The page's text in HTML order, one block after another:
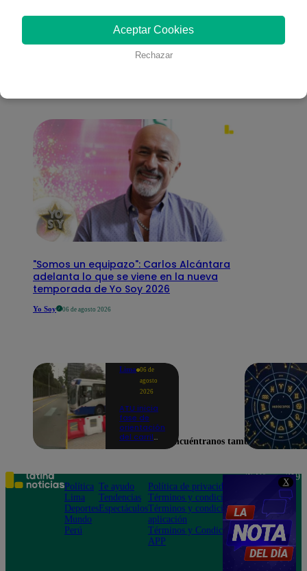
X
También te puede
"Somos un equipazo": Carlos Alcántara
adelanta lo que se viene en la nueva
temporada de Yo Soy 2026
Yo Soy 06 de agosto 2026
Lima 06 de
agosto
2026
ATU inicia
fase de
orientación
del carril
Azul en la
av.
Arequipa |
VIDEO
Aceptar Cookies
Rechazar
Encuéntranos también en
Política
Lima
Deportes
Mundo
Perú
Te ayudo
Tendencias
Espectáculos
Política de privacidad
Términos y condiciones
Términos y condiciones
aplicación
Términos y Condiciones
APP
Teléfono: 219
Av. San
Felipe 968
Jesús María